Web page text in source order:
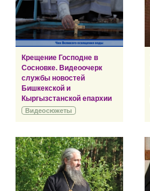
Крещение Господне в
Сосновке. Видеоочерк
службы новостей
Бишкекской и
Кыргызстанской епархии
Видеосюжеты